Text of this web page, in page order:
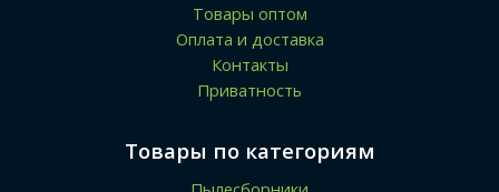
Товары оптом
Оплата и доставка
Контакты
Приватность
Товары по категориям